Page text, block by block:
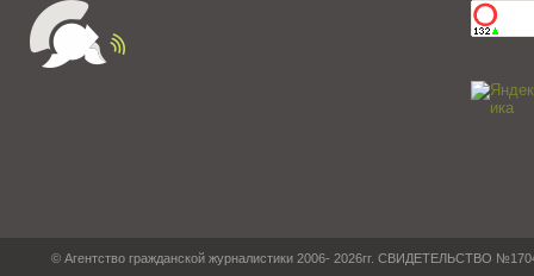
© Агентство гражданской журналистики 2006- 2026гг. СВИДЕТЕЛЬСТВО